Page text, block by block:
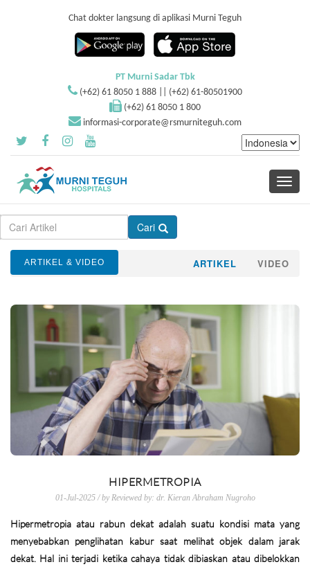
Chat dokter langsung di aplikasi Murni Teguh
PT Murni Sadar Tbk
(+62) 61 8050 1 888 || (+62) 61-80501900
(+62) 61 8050 1 800
informasi-corporate@rsmurniteguh.com
Toggle
Cari
ARTIKEL & VIDEO ARTIKEL VIDEO
HIPERMETROPIA
01-Jul-2025 / by Reviewed by: dr. Kieran Abraham Nugroho
Hipermetropia atau rabun dekat adalah suatu kondisi mata yang
menyebabkan penglihatan kabur saat melihat objek dalam jarak
dekat. Hal ini terjadi ketika cahaya tidak dibiaskan atau dibelokkan